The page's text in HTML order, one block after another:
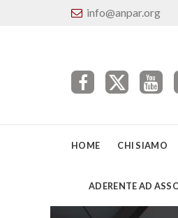
info@anpar.org
HOME CHI SIAMO
ADERENTE AD